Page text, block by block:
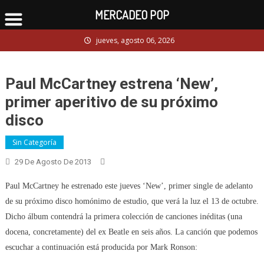
to
jueves, agosto 06, 2026
Paul McCartney estrena ‘New’,
primer aperitivo de su próximo
disco
Sin Categoría
29 De Agosto De 2013
Paul McCartney he estrenado este jueves ‘New’, primer single de adelanto
de su próximo disco homónimo de estudio, que verá la luz el 13 de octubre.
Dicho álbum contendrá la primera colección de canciones inéditas (una
docena, concretamente) del ex Beatle en seis años. La canción que podemos
escuchar a continuación está producida por Mark Ronson:
MERCADEO POP